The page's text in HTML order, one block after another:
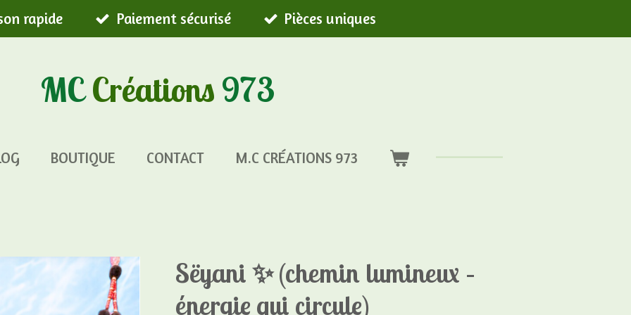
rapide Paiement sécurisé Pièces uniques
MC Créations 973
BOUTIQUE CONTACT M.C CRÉATIONS 973
Sëyani ✨ (chemin lumineux –
énergie qui circule)